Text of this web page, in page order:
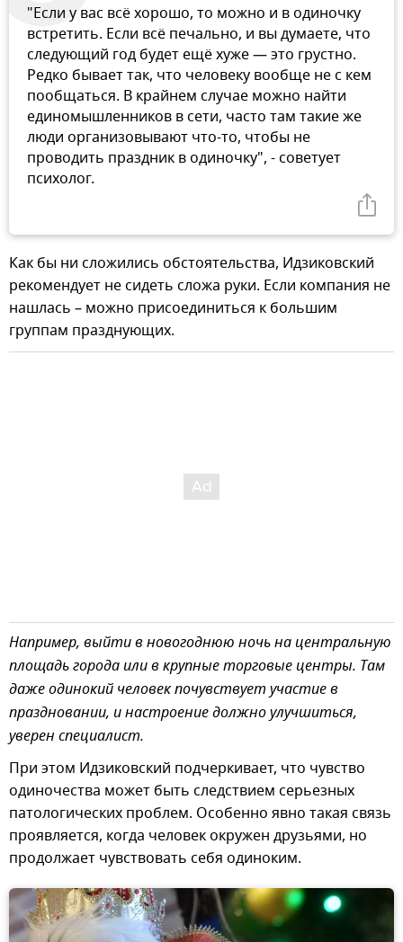
"Если у вас всё хорошо, то можно и в одиночку
встретить. Если всё печально, и вы думаете, что
следующий год будет ещё хуже — это грустно.
Редко бывает так, что человеку вообще не с кем
пообщаться. В крайнем случае можно найти
единомышленников в сети, часто там такие же
люди организовывают что-то, чтобы не
проводить праздник в одиночку", - советует
психолог.
Как бы ни сложились обстоятельства, Идзиковский
рекомендует не сидеть сложа руки. Если компания не
нашлась – можно присоединиться к большим
группам празднующих.
Например, выйти в новогоднюю ночь на центральную
площадь города или в крупные торговые центры. Там
даже одинокий человек почувствует участие в
праздновании, и настроение должно улучшиться,
уверен специалист.
При этом Идзиковский подчеркивает, что чувство
одиночества может быть следствием серьезных
патологических проблем. Особенно явно такая связь
проявляется, когда человек окружен друзьями, но
продолжает чувствовать себя одиноким.